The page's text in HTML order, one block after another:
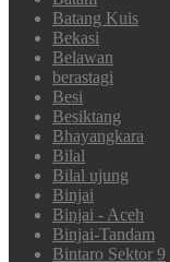
Batang Kuis
Bekasi
Belawan
berastagi
Besi
Besiktang
Bhayangkara
Bilal
Bilal ujung
Binjai
Binjai - Aceh
Binjai-Tandam
Bintaro Sektor 9